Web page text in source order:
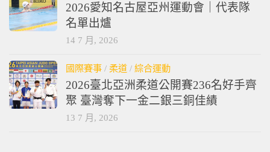
2026愛知名古屋亞州運動會｜代表隊
名單出爐
14 7 月, 2026
國際賽事 / 柔道 / 綜合運動
2026臺北亞洲柔道公開賽236名好手齊
聚 臺灣奪下一金二銀三銅佳績
13 7 月, 2026